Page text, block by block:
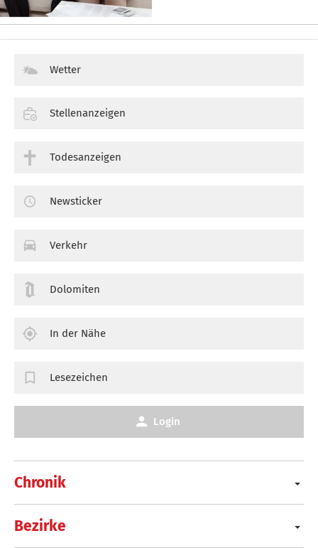
Chronik
Bezirke
Wetter
Stellenanzeigen
Todesanzeigen
Newsticker
Verkehr
Dolomiten
In der Nähe
Lesezeichen
Login